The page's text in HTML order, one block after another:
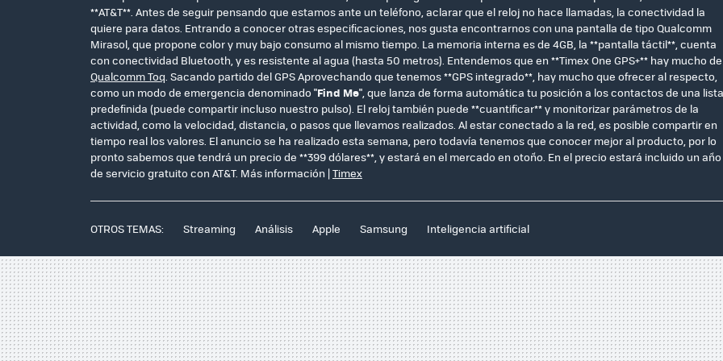
**AT&T**. Antes de seguir pensando que estamos ante un teléfono, aclarar que el reloj no hace llamadas, la conectividad la
quiere para datos. Entrando a conocer otras especificaciones, nos gusta encontrarnos con una pantalla de tipo Qualcomm
Mirasol, que propone color y muy bajo consumo al mismo tiempo. La memoria interna es de 4GB, la **pantalla táctil**, cuenta
con conectividad Bluetooth, y es resistente al agua (hasta 50 metros). Entendemos que en **Timex One GPS+** hay mucho de
Qualcomm Toq. Sacando partido del GPS Aprovechando que tenemos **GPS integrado**, hay mucho que ofrecer al respecto,
como un modo de emergencia denominado "Find Me", que lanza de forma automática tu posición a los contactos de una lista
predefinida (puede compartir incluso nuestro pulso). El reloj también puede **cuantificar** y monitorizar parámetros de la
actividad, como la velocidad, distancia, o pasos que llevamos realizados. Al estar conectado a la red, es posible compartir en
tiempo real los valores. El anuncio se ha realizado esta semana, pero todavía tenemos que conocer mejor al producto, por lo
pronto sabemos que tendrá un precio de **399 dólares**, y estará en el mercado en otoño. En el precio estará incluido un año
de servicio gratuito con AT&T. Más información |Timex
OTROS TEMAS: Streaming Análisis Apple Samsung Inteligencia artificial